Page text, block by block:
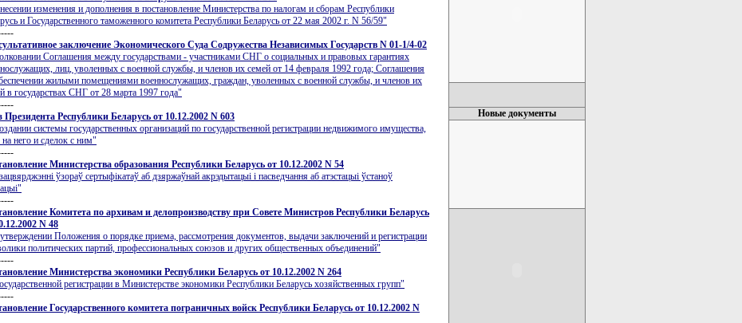
изменения и дополнения в постановление Министерства по налогам и сборам Республики
и Государственного таможенного комитета Республики Беларусь от 22 мая 2002 г. N 56/59"
заключение Экономического Суда Содружества Независимых Государств N 01-1/4-02
Соглашения между государствами - участниками СНГ о социальных и правовых гарантиях
лиц, уволенных с военной службы, и членов их семей от 14 февраля 1992 года; Соглашения
жилыми помещениями военнослужащих, граждан, уволенных с военной службы, и членов их
в государствах СНГ от 28 марта 1997 года"
Президента Республики Беларусь от 10.12.2002 N 603
системы государственных организаций по государственной регистрации недвижимого имущества,
на него и сделок с ним"
Министерства образования Республики Беларусь от 10.12.2002 N 54
ўзораў сертыфiкатаў аб дзяржаўнай акрэдытацыi i пасведчання аб атэстацыi ўстаноў
Комитета по архивам и делопроизводству при Совете Министров Республики Беларусь
N 48
Положения о порядке приема, рассмотрения документов, выдачи заключений и регистрации
политических партий, профессиональных союзов и других общественных объединений"
Министерства экономики Республики Беларусь от 10.12.2002 N 264
регистрации в Министерстве экономики Республики Беларусь хозяйственных групп"
Государственного комитета пограничных войск Республики Беларусь от 10.12.2002 N
Новые документы